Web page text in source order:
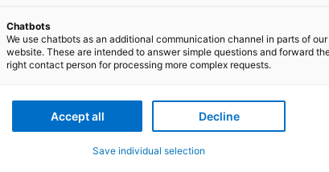
Ein Überblick über die
NoSQL-Datenbankdienst, der als
serverloser Dienst bietet DynamoDB
und Abfrage von Daten in der
Chatbots
We use chatbots as an additional communication channel in parts of our
website. These are intended to answer simple questions and forward
right contact person for processing more complex requests.
Accept all Decline
Save individual selection